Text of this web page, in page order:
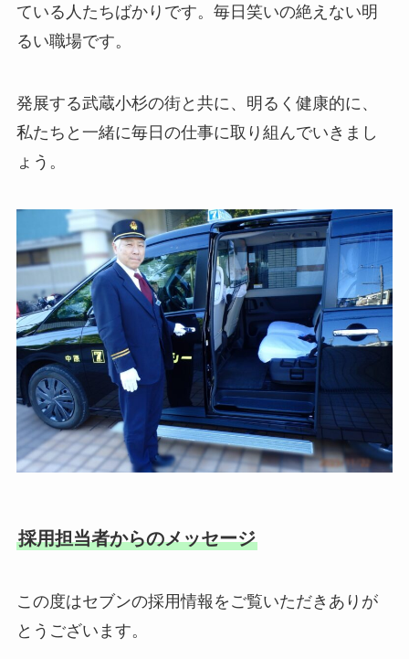
ている人たちばかりです。毎日笑いの絶えない明
るい職場です。
発展する武蔵小杉の街と共に、明るく健康的に、
私たちと一緒に毎日の仕事に取り組んでいきまし
ょう。
採用担当者からのメッセージ
この度はセブンの採用情報をご覧いただきありが
とうございます。